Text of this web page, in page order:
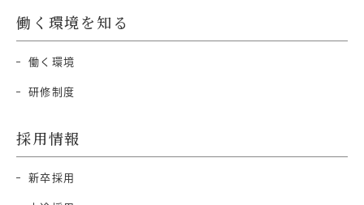
働く環境を知る
働く環境
研修制度
採用情報
新卒採用